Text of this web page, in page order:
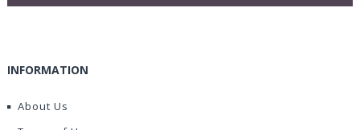
INFORMATION
About Us